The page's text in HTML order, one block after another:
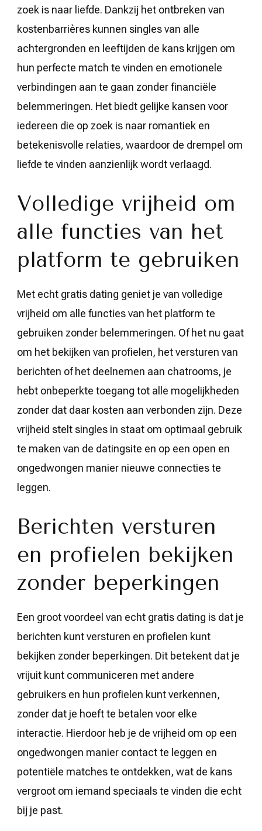
zoek is naar liefde. Dankzij het ontbreken van
kostenbarrières kunnen singles van alle
achtergronden en leeftijden de kans krijgen om
hun perfecte match te vinden en emotionele
verbindingen aan te gaan zonder financiële
belemmeringen. Het biedt gelijke kansen voor
iedereen die op zoek is naar romantiek en
betekenisvolle relaties, waardoor de drempel om
liefde te vinden aanzienlijk wordt verlaagd.
Volledige vrijheid om
alle functies van het
platform te gebruiken
Met echt gratis dating geniet je van volledige
vrijheid om alle functies van het platform te
gebruiken zonder belemmeringen. Of het nu gaat
om het bekijken van profielen, het versturen van
berichten of het deelnemen aan chatrooms, je
hebt onbeperkte toegang tot alle mogelijkheden
zonder dat daar kosten aan verbonden zijn. Deze
vrijheid stelt singles in staat om optimaal gebruik
te maken van de datingsite en op een open en
ongedwongen manier nieuwe connecties te
leggen.
Berichten versturen
en profielen bekijken
zonder beperkingen
Een groot voordeel van echt gratis dating is dat je
berichten kunt versturen en profielen kunt
bekijken zonder beperkingen. Dit betekent dat je
vrijuit kunt communiceren met andere
gebruikers en hun profielen kunt verkennen,
zonder dat je hoeft te betalen voor elke
interactie. Hierdoor heb je de vrijheid om op een
ongedwongen manier contact te leggen en
potentiële matches te ontdekken, wat de kans
vergroot om iemand speciaals te vinden die echt
bij je past.